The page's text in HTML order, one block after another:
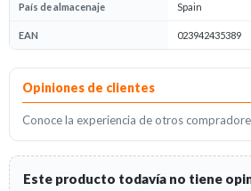
País de almacenaje Spain
EAN 023942435389
Opiniones
Opiniones de clientes
Conoce la experiencia de otros
Este producto todavía no tiene